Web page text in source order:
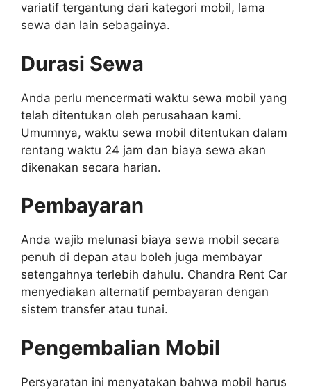
variatif tergantung dari kategori mobil, lama
sewa dan lain sebagainya.
Durasi Sewa
Anda perlu mencermati waktu sewa mobil yang
telah ditentukan oleh perusahaan kami.
Umumnya, waktu sewa mobil ditentukan dalam
rentang waktu 24 jam dan biaya sewa akan
dikenakan secara harian.
Pembayaran
Anda wajib melunasi biaya sewa mobil secara
penuh di depan atau boleh juga membayar
setengahnya terlebih dahulu. Chandra Rent Car
menyediakan alternatif pembayaran dengan
sistem transfer atau tunai.
Pengembalian Mobil
Persyaratan ini menyatakan bahwa mobil harus